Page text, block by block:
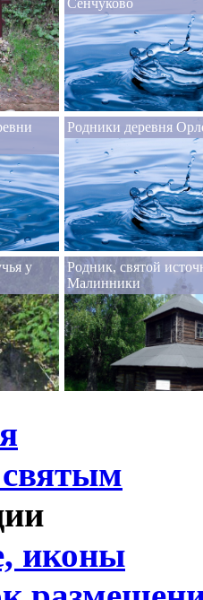
Сенчуково
Родники деревня
у
Родник, святой
Малинники
иконы